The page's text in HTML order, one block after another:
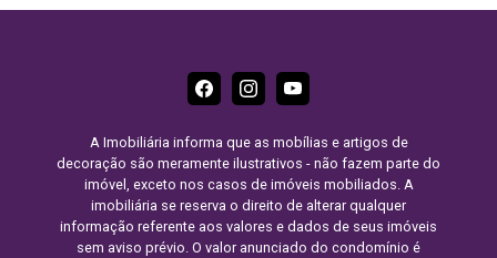
- Lixeira externa ao condomínio - Pavimentação
tomada de carro elétrico, espaço para entrega de
individual de água e gás, - Banheiros das
unidades com ventilação e iluminação natural, -
Portas com borracha para atenuação acústica, -
Vasos sanitários de duplo acionamento, - Metais
sanitários com garantia de 10 anos, - Varandas
A Imobiliária informa que as mobílias e artigos de
decoração são meramente ilustrativos - não fazem parte do
imóvel, exceto nos casos de imóveis mobiliados. A
imobiliária se reserva o direito de alterar qualquer
informação referente aos valores e dados de seus imóveis
sem aviso prévio. O valor anunciado do condomínio é